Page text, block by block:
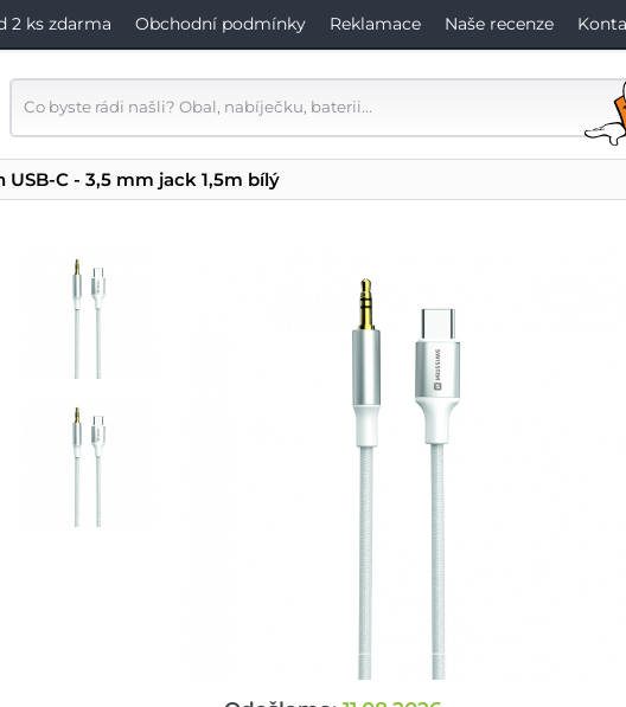
2 ks zdarma Obchodní podmínky Reklamace Naše recenze
C - 3,5 mm jack 1,5m bílý